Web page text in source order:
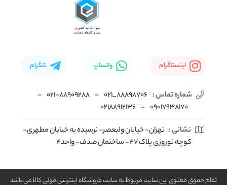
اینستاگرام واتساپ تلگرام
شماره تماس : 88898706_021
- ۰۲۱-۸۸۹۰۹۲۸۸ -
۰۹۰۱۷۹۳۸۱۷۰ -
02188912136
نشانی : تهران- خیابان ولیعصر- نرسیده به خیابان مطهری-
کوچه نوروزی پلاک ۴۷- ساختمان صدف- واحد۴
تمام حقوق معنوی این سایت مربوط به سایت فروشگاه اینترنتی مولی کالا می باشد